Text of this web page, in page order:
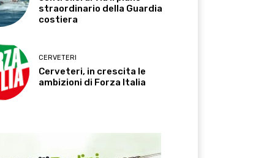
straordinario della Guardia
costiera
CERVETERI
Cerveteri, in crescita le
ambizioni di Forza Italia